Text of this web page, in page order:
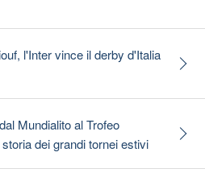
l'Inter vince il derby d'Italia
Mundialito al Trofeo
dei grandi tornei estivi